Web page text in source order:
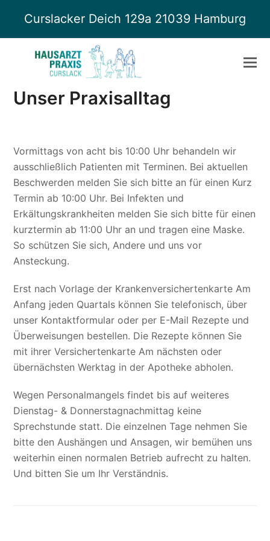
Curslacker Deich 129a 21039 Hamburg
Unser Praxisalltag
Vormittags von acht bis 10:00 Uhr behandeln wir
ausschließlich Patienten mit Terminen. Bei aktuellen
Beschwerden melden Sie sich bitte an für einen Kurz
Termin ab 10:00 Uhr. Bei Infekten und
Erkältungskrankheiten melden Sie sich bitte für einen
kurztermin ab 11:00 Uhr an und tragen eine Maske.
So schützen Sie sich, Andere und uns vor
Ansteckung.
Erst nach Vorlage der Krankenversichertenkarte Am
Anfang jeden Quartals können Sie telefonisch, über
unser Kontaktformular oder per E-Mail Rezepte und
Überweisungen bestellen. Die Rezepte können Sie
mit ihrer Versichertenkarte Am nächsten oder
übernächsten Werktag in der Apotheke abholen.
Wegen Personalmangels findet bis auf weiteres
Dienstag- & Donnerstagnachmittag keine
Sprechstunde statt. Die einzelnen Tage nehmen Sie
bitte den Aushängen und Ansagen, wir bemühen uns
weiterhin einen normalen Betrieb aufrecht zu halten.
Und bitten Sie um Ihr Verständnis.